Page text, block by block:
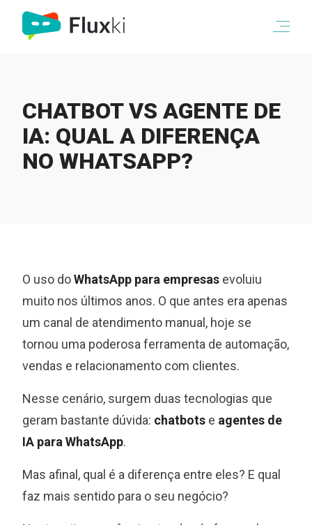
CHATBOT VS AGENTE DE
IA: QUAL A DIFERENÇA
NO WHATSAPP?
O uso doWhatsApp para empresas evoluiu
muito nos últimos anos. O que antes era apenas
um canal de atendimento manual, hoje se
tornou uma poderosa ferramenta de automação,
vendas e relacionamento com clientes.
Nesse cenário, surgem duas tecnologias que
geram bastante dúvida: chatbots e agentes de
IA para WhatsApp.
Mas afinal, qual é a diferença entre eles? E qual
faz mais sentido para o seu negócio?